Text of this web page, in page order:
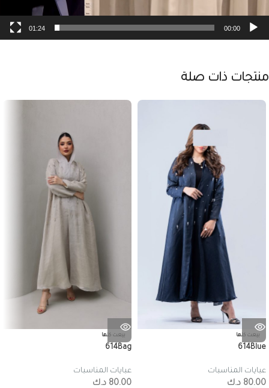
00:00
01:24
منتجات ذات صلة
بيعت كلها
614Blue
عبايات المناسبات
80.00 د.ك
بيعت كلها
614Bag
عبايات المناسبات
80.00 د.ك